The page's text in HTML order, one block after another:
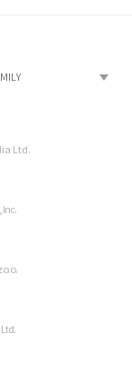
Ltd.
Inc.
o.o.